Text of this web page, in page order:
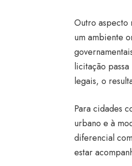
Outro aspecto
um ambiente
licitação
legais, o
Para cidades
urbano e à
diferencial
estar